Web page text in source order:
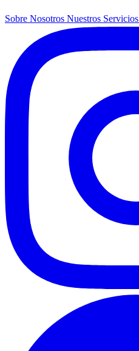
Sobre Nosotros Nuestros Servicios